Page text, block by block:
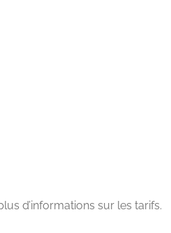
d’informations sur les tarifs.